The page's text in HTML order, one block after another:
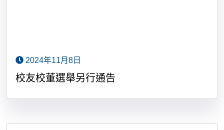
2024年11月8日
校友校董選舉另行通告